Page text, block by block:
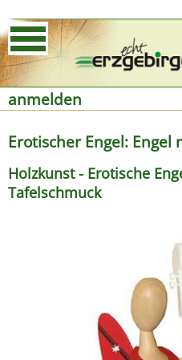
anmelden
Erotischer Engel: Engel
Holzkunst - Erotische
Tafelschmuck